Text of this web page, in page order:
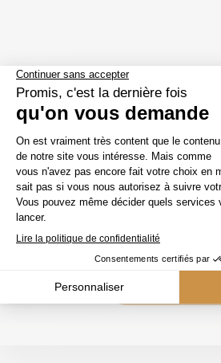
Contactez-